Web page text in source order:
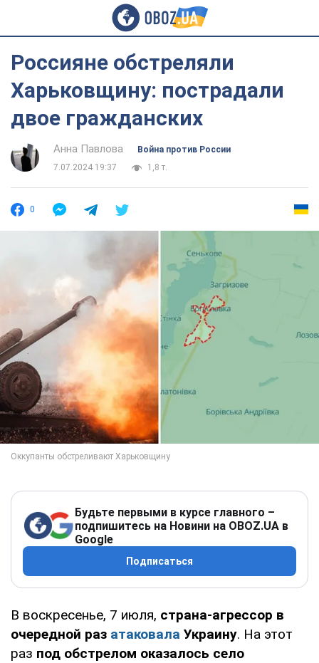
Россияне обстреляли
Харьковщину: пострадали
двое гражданских
Анна Павлова
Война против России
7.07.2024 19:37
1,8 т.
0
Будьте первыми в курсе главного –
подпишитесь на Новини на OBOZ.UA в
Google
Подписаться
В воскресенье, 7 июля, страна-агрессор в
очередной раз атаковала Украину. На этот
раз под обстрелом оказалось село